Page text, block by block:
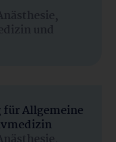
und
Allgemeine